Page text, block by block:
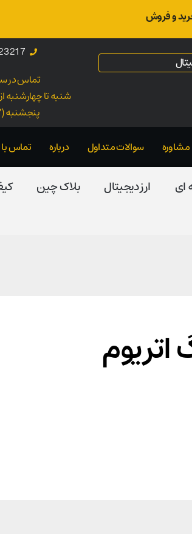
و فروش
تماس در
شنبه تا چهارشنبه از
پنجشنبه (17 - 9:30 )
مشاوره سوالات متداول درباره تماس با
ای ارز دیجیتال بلاک‌ چین